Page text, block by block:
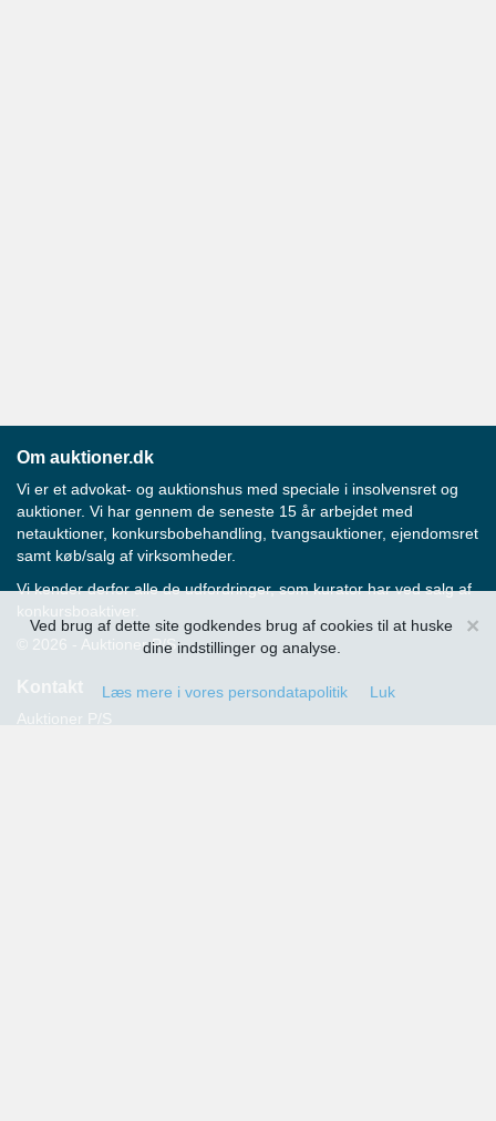
×
Ved brug af dette site godkendes brug af cookies til at huske
dine indstillinger og analyse.
Læs mere i vores persondatapolitik Luk
Om auktioner.dk
Vi er et advokat- og auktionshus med speciale i insolvensret og
auktioner. Vi har gennem de seneste 15 år arbejdet med
netauktioner, konkursbobehandling, tvangsauktioner, ejendomsret
samt køb/salg af virksomheder.
Vi kender derfor alle de udfordringer, som kurator har ved salg af
konkursboaktiver.
© 2026 - Auktioner P/S
Kontakt
Auktioner P/S